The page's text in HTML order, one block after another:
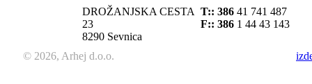
DROŽANJSKA CESTA
23
8290 Sevnica
T:: 386 41 741 487
F:: 386 1 44 43 143
© 2026, Arhej d.o.o.